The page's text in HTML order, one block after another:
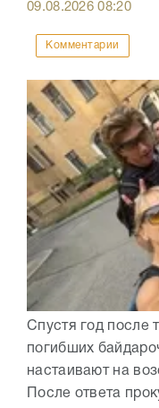
09.08.202608:20
Комментарии
Спустя год после
погибших
настаивают на
После ответа